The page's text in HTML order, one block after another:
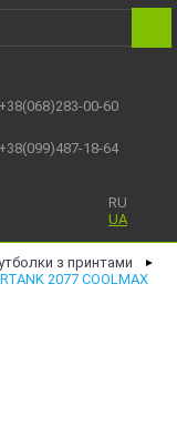
+38(068)283-00-60
+38(099)487-18-64
RU
UA
з принтами ►
2077 COOLMAX